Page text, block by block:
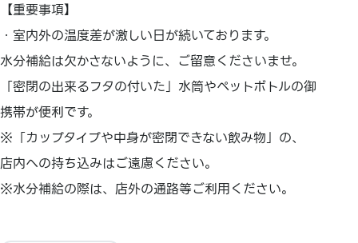
【重要事項】
・室内外の温度差が激しい日が続いております。
水分補給は欠かさないように、ご留意くださいませ。
「密閉の出来るフタの付いた」水筒やペットボトルの御
携帯が便利です。
※「カップタイプや中身が密閉できない飲み物」の、
店内への持ち込みはご遠慮ください。
※水分補給の際は、店外の通路等ご利用ください。